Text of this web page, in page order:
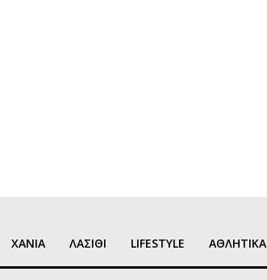
ΧΑΝΙΑ ΛΑΣΙΘΙ LIFESTYLE ΑΘΛΗΤΙΚΑ